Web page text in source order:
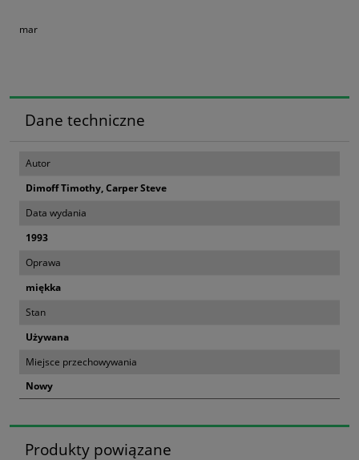
mar
Dane techniczne
Autor
Dimoff Timothy, Carper Steve
Data wydania
1993
Oprawa
miękka
Stan
Używana
Miejsce przechowywania
Nowy
Produkty powiązane